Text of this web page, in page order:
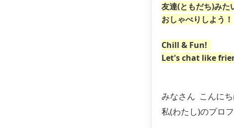
友達(ともだち)みた
おしゃべりしよう！
Chill & Fun!
Let's chat like
みなさん こんに
私(わたし)のプロ